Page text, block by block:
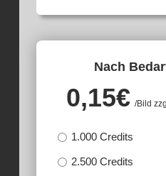
Nach
0,15€ /Bild
1.000 Credits
2.500 Credits